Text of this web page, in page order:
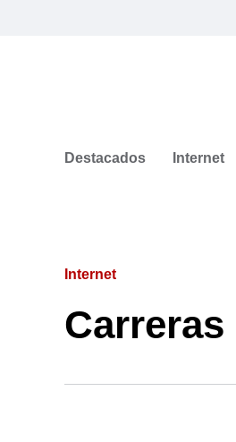
Destacados Internet
Internet